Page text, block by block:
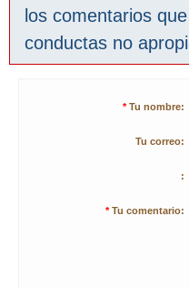
los comentarios
conductas no
* Tu nombre:
Tu correo:
:
* Tu comentario: